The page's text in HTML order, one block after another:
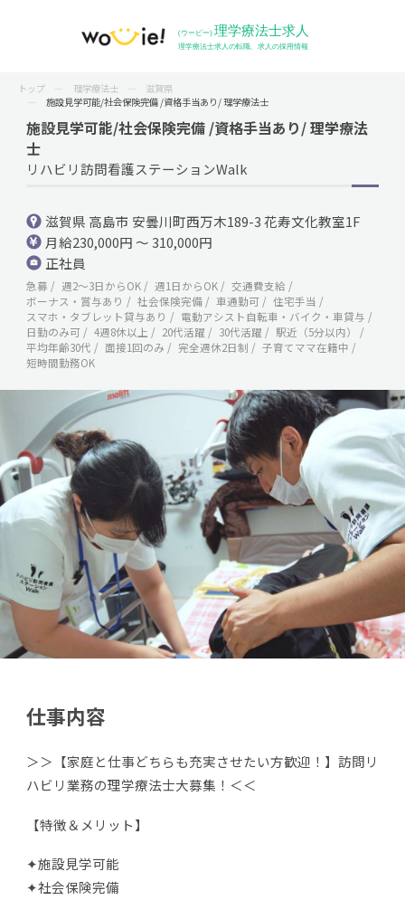
トップ 理学療法士
滋賀県
施設見学可能/社会保険完備 /資格手当あり/ 理学療法士
施設見学可能/社会保険完備 /資格手当あり/ 理学療法
士
リハビリ訪問看護ステーションWalk
滋賀県 高島市 安曇川町西万木189-3 花寿文化教室1F
月給230,000円 ～ 310,000円
正社員
急募 週2〜3日からOK 週1日からOK
交通費支給
ボーナス・賞与あり
社会保険完備 車通勤可
住宅手当
スマホ・タブレット貸与あり
電動アシスト自転車・バイク・車貸与
日勤のみ可
4週8休以上 20代活躍 30代活躍
駅近（5分以内）
平均年齢30代
面接1回のみ 完全週休2日制
子育てママ在籍中
短時間勤務OK
仕事内容
＞＞【家庭と仕事どちらも充実させたい方歓迎！】訪問リ
ハビリ業務の理学療法士大募集！＜＜
【特徴＆メリット】
✦施設見学可能
✦社会保険完備